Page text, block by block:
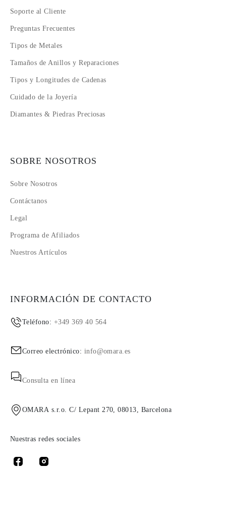
Soporte al Cliente
Preguntas Frecuentes
Tipos de Metales
Tamaños de Anillos y Reparaciones
Tipos y Longitudes de Cadenas
Cuidado de la Joyería
Diamantes & Piedras Preciosas
SOBRE NOSOTROS
Sobre Nosotros
Contáctanos
Legal
Programa de Afiliados
Nuestros Artículos
INFORMACIÓN DE CONTACTO
Teléfono: +349 369 40 564
Correo electrónico: info@omara.es
Consulta en línea
OMARA s.r.o. C/ Lepant 270, 08013, Barcelona
Nuestras redes sociales